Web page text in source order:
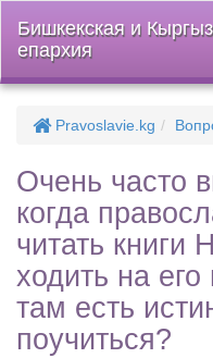
Бишкекская и
епархия
Pravoslavie.kg
Очень часто
когда
читать книги
ходить на его
там есть
поучиться?